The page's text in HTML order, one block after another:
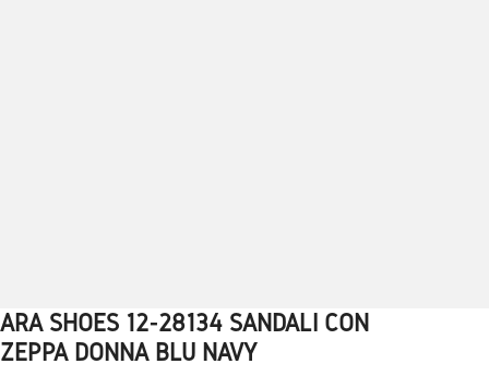
1 2 3 4 5 6 7 8
ARA SHOES 12-28134 SANDALI CON
ZEPPA DONNA BLU NAVY